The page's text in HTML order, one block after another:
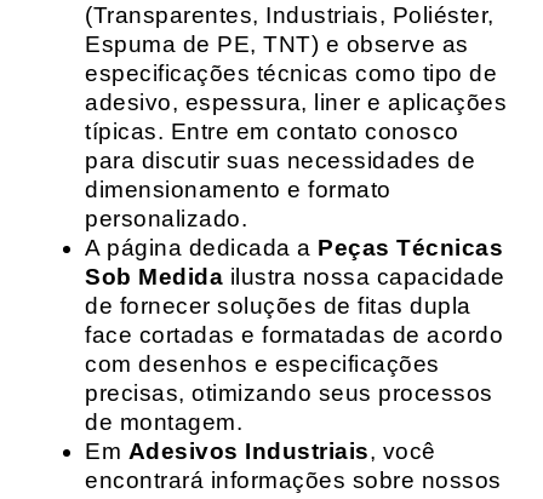
(Transparentes, Industriais, Poliéster,
Espuma de PE, TNT) e observe as
especificações técnicas como tipo de
adesivo, espessura, liner e aplicações
típicas. Entre em contato conosco
para discutir suas necessidades de
dimensionamento e formato
personalizado.
A página dedicada a Peças Técnicas
Sob Medida ilustra nossa capacidade
de fornecer soluções de fitas dupla
face cortadas e formatadas de acordo
com desenhos e especificações
precisas, otimizando seus processos
de montagem.
Em Adesivos Industriais, você
encontrará informações sobre nossos